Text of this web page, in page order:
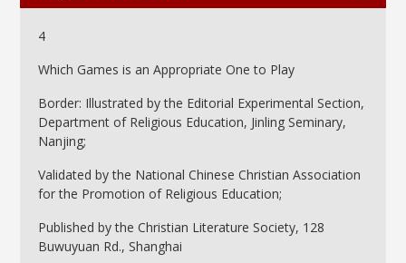
4
Which Games is an Appropriate One to Play
Border: Illustrated by the Editorial Experimental Section,
Department of Religious Education, Jinling Seminary,
Nanjing;
Validated by the National Chinese Christian Association
for the Promotion of Religious Education;
Published by the Christian Literature Society, 128
Buwuyuan Rd., Shanghai